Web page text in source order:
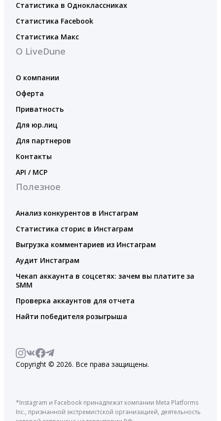
Статистика в Одноклассниках
Статистика Facebook
Статистика Макс
О LiveDune
О компании
Оферта
Приватность
Для юр.лиц
Для партнеров
Контакты
API / MCP
Полезное
Анализ конкурентов в Инстаграм
Статистика сторис в Инстаграм
Выгрузка комментариев из Инстаграм
Аудит Инстаграм
Чекап аккаунта в соцсетях: зачем вы платите за
SMM
Проверка аккаунтов для отчета
Найти победителя розыгрыша
Copyright © 2026. Все права защищены.
*Instagram и Facebook принадлежат компании Meta Platforms
Inc., признанной экстремистской организацией, деятельность